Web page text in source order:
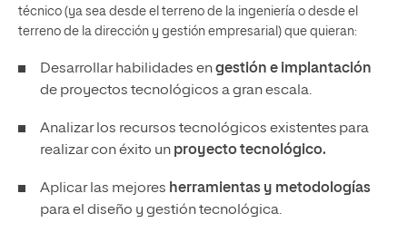
técnico (ya sea desde el terreno de la ingeniería o desde el
terreno de la dirección y gestión empresarial) que quieran:
Desarrollar habilidades engestión e implantación
de proyectos tecnológicos a gran escala.
Analizar los recursos tecnológicos existentes para
realizar con éxito un proyecto tecnológico.
Aplicar las mejores herramientas y metodologías
para el diseño y gestión tecnológica.